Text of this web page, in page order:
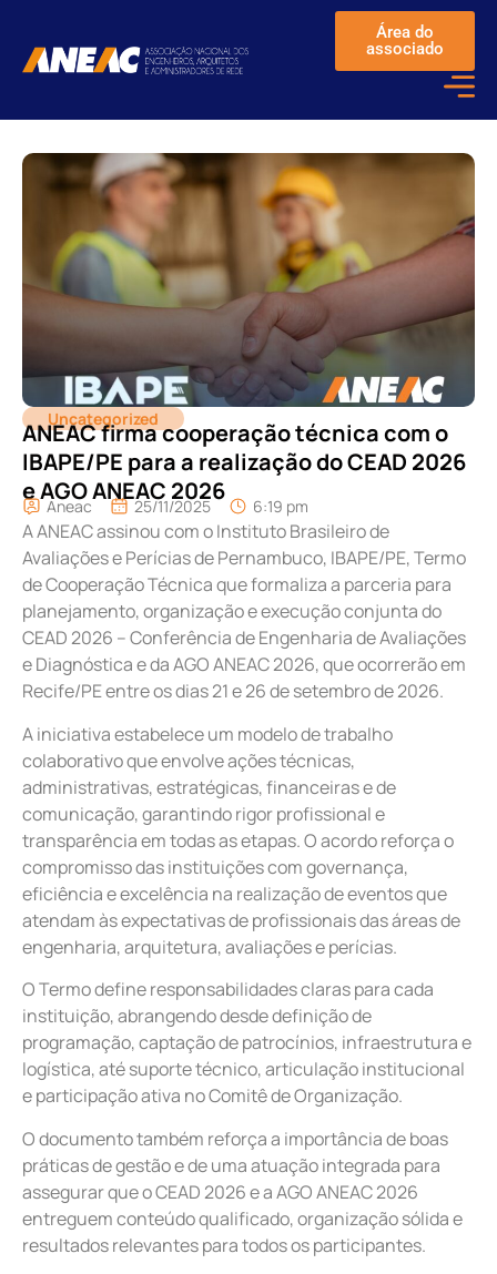
Área do
associado
Uncategorized
ANEAC firma cooperação técnica com o
IBAPE/PE para a realização do CEAD 2026
e AGO ANEAC 2026
Aneac 25/11/2025 6:19 pm
A ANEAC assinou com o Instituto Brasileiro de
Avaliações e Perícias de Pernambuco, IBAPE/PE, Termo
de Cooperação Técnica que formaliza a parceria para
planejamento, organização e execução conjunta do
CEAD 2026 – Conferência de Engenharia de Avaliações
e Diagnóstica e da AGO ANEAC 2026, que ocorrerão em
Recife/PE entre os dias 21 e 26 de setembro de 2026.
A iniciativa estabelece um modelo de trabalho
colaborativo que envolve ações técnicas,
administrativas, estratégicas, financeiras e de
comunicação, garantindo rigor profissional e
transparência em todas as etapas. O acordo reforça o
compromisso das instituições com governança,
eficiência e excelência na realização de eventos que
atendam às expectativas de profissionais das áreas de
engenharia, arquitetura, avaliações e perícias.
O Termo define responsabilidades claras para cada
instituição, abrangendo desde definição de
programação, captação de patrocínios, infraestrutura e
logística, até suporte técnico, articulação institucional
e participação ativa no Comitê de Organização.
O documento também reforça a importância de boas
práticas de gestão e de uma atuação integrada para
assegurar que o CEAD 2026 e a AGO ANEAC 2026
entreguem conteúdo qualificado, organização sólida e
resultados relevantes para todos os participantes.